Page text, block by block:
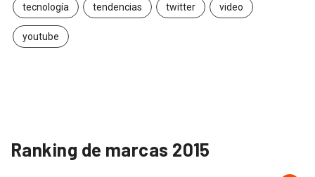
tecnología tendencias twitter video
youtube
Ranking de marcas 2015